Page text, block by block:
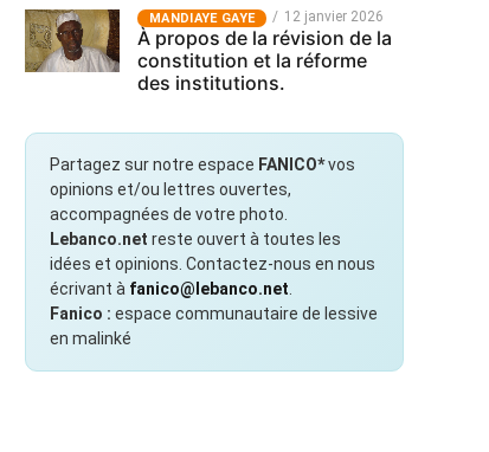
MANDIAYE GAYE 12 janvier 2026
À propos de la révision de la
constitution et la réforme
des institutions.
Partagez sur notre espace FANICO*vos
opinions et/ou lettres ouvertes,
accompagnées de votre photo.
Lebanco.net reste ouvert à toutes les
idées et opinions. Contactez-nous en nous
écrivant à fanico@lebanco.net
Fanico : espace communautaire de lessive
en malinké